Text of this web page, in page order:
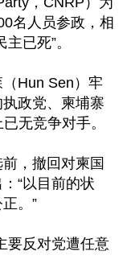
名人员参政，相
已死”。
Hun Sen）牢
政党、柬埔寨
无竞争对手。
，撤回对柬国
“以目前的状
。”
要反对党遭任意